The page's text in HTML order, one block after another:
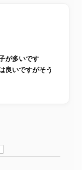
が多いです
良いですがそう